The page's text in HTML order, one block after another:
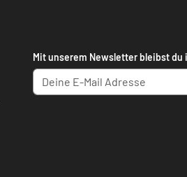
Mit unserem Newsletter bleibst